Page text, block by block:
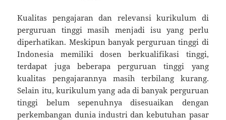
Kualitas pengajaran dan relevansi kurikulum di
perguruan tinggi masih menjadi isu yang perlu
diperhatikan. Meskipun banyak perguruan tinggi di
Indonesia memiliki dosen berkualifikasi tinggi,
terdapat juga beberapa perguruan tinggi yang
kualitas pengajarannya masih terbilang kurang.
Selain itu, kurikulum yang ada di banyak perguruan
tinggi belum sepenuhnya disesuaikan dengan
perkembangan dunia industri dan kebutuhan pasar